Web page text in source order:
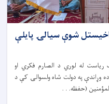
اخیستل شوې سیالۍ پایلې
ریاست له لوري د الصارم فکري او
وړاندې په دولت شاه ولسوالۍ کې د